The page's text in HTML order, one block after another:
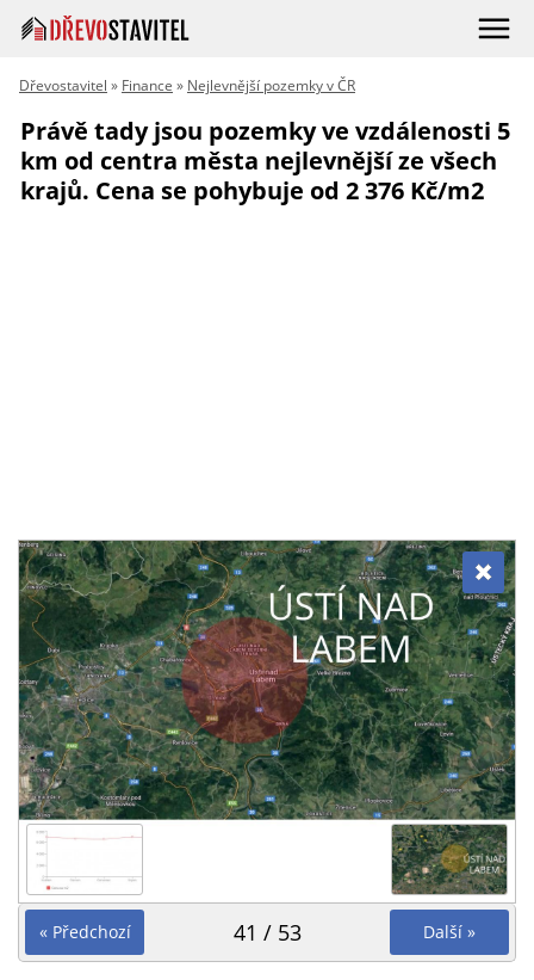
Dřevostavitel » Finance » Nejlevnější pozemky v ČR
Právě tady jsou pozemky ve vzdálenosti 5
km od centra města nejlevnější ze všech
krajů. Cena se pohybuje od 2 376 Kč/m2
« Předchozí Další »
41 / 53